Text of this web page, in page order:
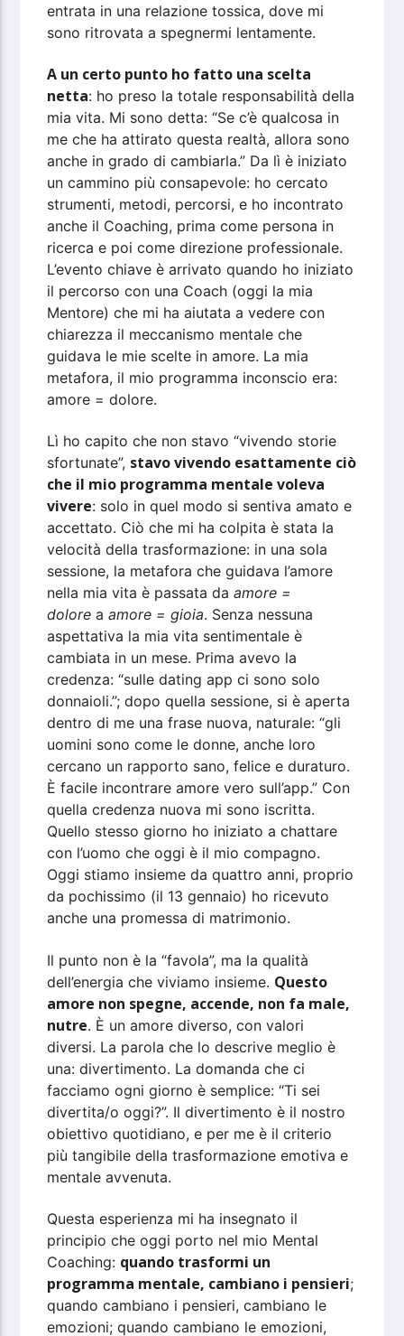
entrata in una relazione tossica, dove mi
sono ritrovata a spegnermi lentamente.
A un certo punto ho fatto una scelta
netta: ho preso la totale responsabilità della
mia vita. Mi sono detta: “Se c’è qualcosa in
me che ha attirato questa realtà, allora sono
anche in grado di cambiarla.” Da lì è iniziato
un cammino più consapevole: ho cercato
strumenti, metodi, percorsi, e ho incontrato
anche il Coaching, prima come persona in
ricerca e poi come direzione professionale.
L’evento chiave è arrivato quando ho iniziato
il percorso con una Coach (oggi la mia
Mentore) che mi ha aiutata a vedere con
chiarezza il meccanismo mentale che
guidava le mie scelte in amore. La mia
metafora, il mio programma inconscio era:
amore = dolore.
Lì ho capito che non stavo “vivendo storie
sfortunate”, stavo vivendo esattamente ciò
che il mio programma mentale voleva
vivere: solo in quel modo si sentiva amato e
accettato. Ciò che mi ha colpita è stata la
velocità della trasformazione: in una sola
sessione, la metafora che guidava l’amore
nella mia vita è passata daamore =
dolore aamore = gioia. Senza nessuna
aspettativa la mia vita sentimentale è
cambiata in un mese. Prima avevo la
credenza: “sulle dating app ci sono solo
donnaioli.”; dopo quella sessione, si è aperta
dentro di me una frase nuova, naturale: “gli
uomini sono come le donne, anche loro
cercano un rapporto sano, felice e duraturo.
È facile incontrare amore vero sull’app.” Con
quella credenza nuova mi sono iscritta.
Quello stesso giorno ho iniziato a chattare
con l’uomo che oggi è il mio compagno.
Oggi stiamo insieme da quattro anni, proprio
da pochissimo (il 13 gennaio) ho ricevuto
anche una promessa di matrimonio.
Il punto non è la “favola”, ma la qualità
dell’energia che viviamo insieme. Questo
amore non spegne, accende, non fa male,
nutre. È un amore diverso, con valori
diversi. La parola che lo descrive meglio è
una: divertimento. La domanda che ci
facciamo ogni giorno è semplice: “Ti sei
divertita/o oggi?”. Il divertimento è il nostro
obiettivo quotidiano, e per me è il criterio
più tangibile della trasformazione emotiva e
mentale avvenuta.
Questa esperienza mi ha insegnato il
principio che oggi porto nel mio Mental
Coaching: quando trasformi un
programma mentale, cambiano i pensieri;
quando cambiano i pensieri, cambiano le
emozioni; quando cambiano le emozioni,